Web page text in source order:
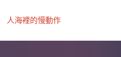
人海裡的慢動作